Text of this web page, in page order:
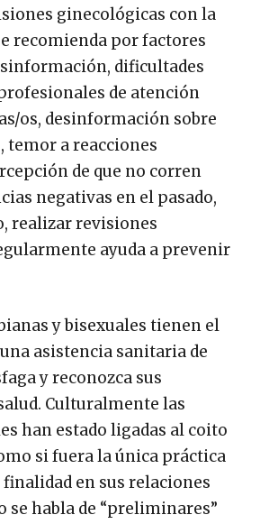
ginecológicas con la
recomienda por factores
dificultades
de atención
os, desinformación sobre
temor a reacciones
de que no corren
negativas en el pasado,
realizar revisiones
ayuda a prevenir
y bisexuales tienen el
asistencia sanitaria de
y reconozca sus
Culturalmente las
han estado ligadas al coito
si fuera la única práctica
en sus relaciones
se habla de “preliminares”